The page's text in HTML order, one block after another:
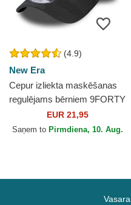
(4.9)
New Era
Cepur izliekta maskēšanas
regulējams bērniem 9FORTY
League Essential no New
York Yankees MLB no...
EUR 21,95
Saņem to Pirmdiena, 10. Aug.